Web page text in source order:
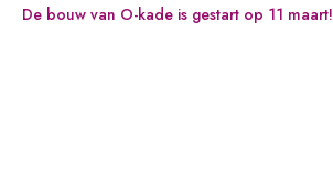
De bouw van O-kade is gestart op 11 maart!